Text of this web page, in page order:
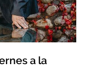
a la